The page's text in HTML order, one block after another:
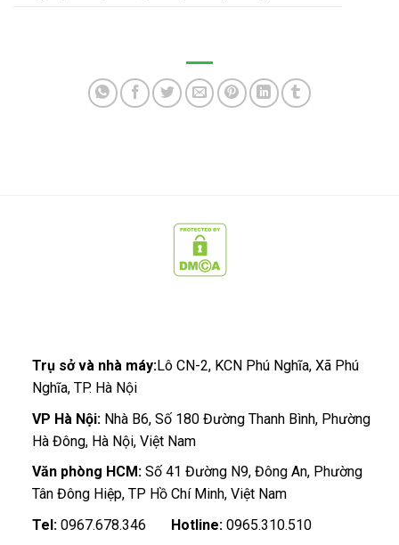
Trụ sở và nhà máy:Lô CN-2, KCN Phú Nghĩa, Xã Phú
Nghĩa, TP. Hà Nội
VP Hà Nội:Nhà B6, Số 180 Đường Thanh Bình, Phường
Hà Đông, Hà Nội, Việt Nam
Văn phòng HCM:Số 41 Đường N9, Đông An, Phường
Tân Đông Hiệp, TP Hồ Chí Minh, Việt Nam
Tel: 0967.678.346 Hotline: 0965.310.510